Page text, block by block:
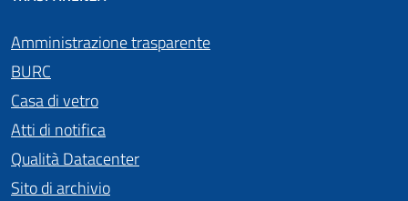
Amministrazione trasparente
BURC
Casa di vetro
Atti di notifica
Qualità Datacenter
Sito di archivio